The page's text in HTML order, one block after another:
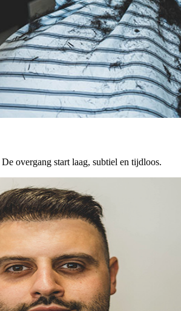
overgang start laag, subtiel en tijdloos.